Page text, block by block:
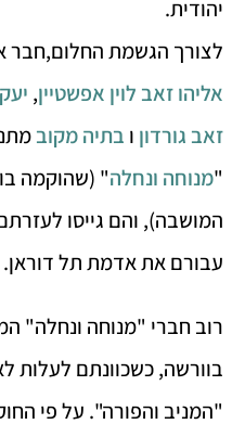
יהודית.
לצורך הגשמת החלום,חבר
אליהו זאב לוין אפשטיין,
זאב גורדון ו בתיה מקוב
"מנוחה ונחלה" (שהוקמה
המושבה), והם גייסו
עבורם את אדמת תל דוראן.
רוב חברי "מנוחה ונחלה"
בוורשה, כשכוונתם לעלות
"המניב והפורה". על פי